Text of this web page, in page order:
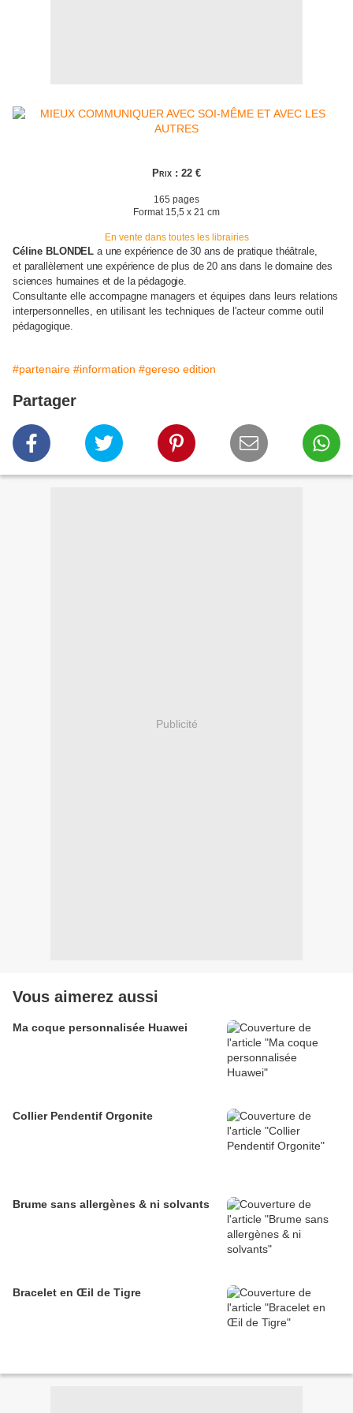
Prix : 22 €
165 pages
Format 15,5 x 21 cm
En vente dans toutes les librairies
Céline BLONDEL a une expérience de 30 ans de pratique théâtrale,
et parallèlementune expérience de plus de 20 ans dans le domaine des
sciences humaines et de la pédagogie.
Consultante elle accompagne managers et équipes dans leurs relations
interpersonnelles, en utilisant les techniques de l'acteur comme outil
pédagogique.
#partenaire #information #gereso edition
Partager
Publicité
Vous aimerez aussi
Ma coque personnalisée Huawei
Collier Pendentif Orgonite
Brume sans allergènes & ni solvants
Bracelet en Œil de Tigre